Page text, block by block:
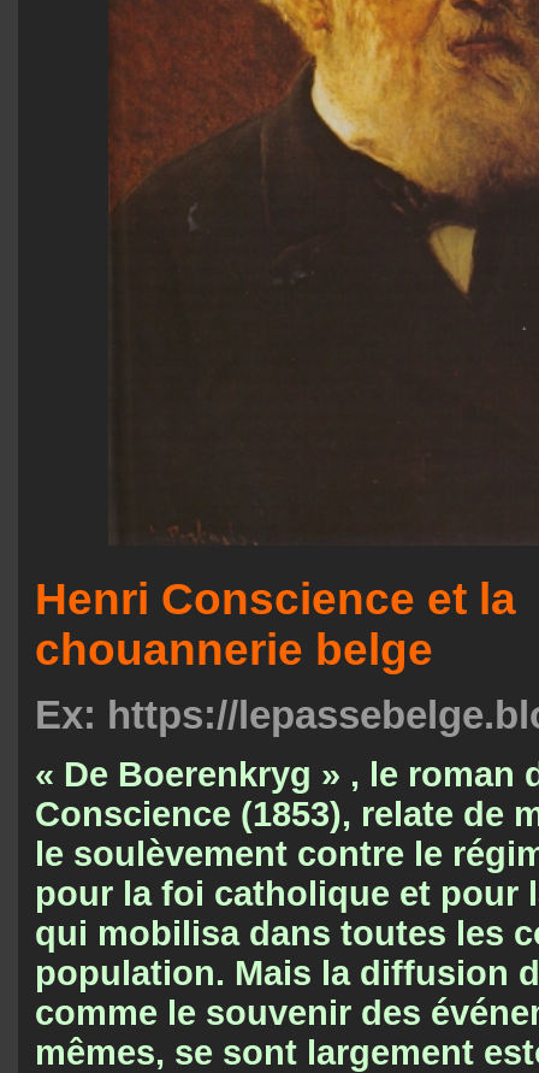
Henri Conscience et la
chouannerie belge
Ex: https://
« De Boerenkryg » , le roman
Conscience (1853), relate de
le soulèvement contre le
pour la foi catholique et pour
qui mobilisa dans toutes les
population. Mais la diffusion
comme le souvenir des
mêmes, se sont largement